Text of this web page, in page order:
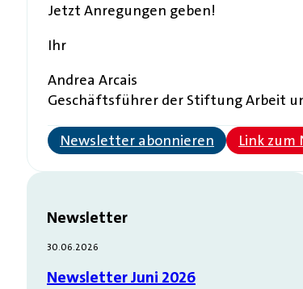
Jetzt Anregungen geben!
Ihr
Andrea Arcais
Geschäftsführer der Stiftung Arbeit
Newsletter abonnieren Link
Newsletter
30.06.2026
Newsletter Juni 2026